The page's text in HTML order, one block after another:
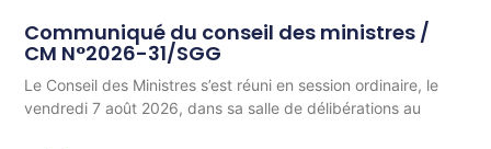
Communiqué du conseil des ministres /
CM N°2026-31/SGG
Le Conseil des Ministres s’est réuni en session ordinaire, le
vendredi 7 août 2026, dans sa salle de délibérations au